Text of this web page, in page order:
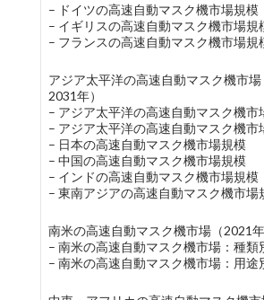
– ドイツの高速自動マスク機市場規模
– イギリスの高速自動マスク機市場規
– フランスの高速自動マスク機市場規
アジア太平洋の高速自動マスク機市場
2031年）
– アジア太平洋の高速自動マスク機市
– アジア太平洋の高速自動マスク機市
– 日本の高速自動マスク機市場規模
– 中国の高速自動マスク機市場規模
– インドの高速自動マスク機市場規模
– 東南アジアの高速自動マスク機市場
南米の高速自動マスク機市場（2021年
– 南米の高速自動マスク機市場：種類
– 南米の高速自動マスク機市場：用途